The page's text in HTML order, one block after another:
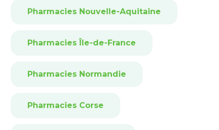
Pharmacies Nouvelle-Aquitaine
Pharmacies Île-de-France
Pharmacies Normandie
Pharmacies Corse